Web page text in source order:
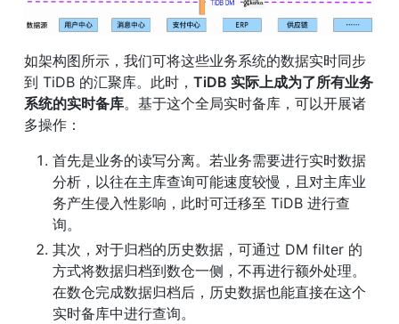
如架构图所示，我们可将这些业务系统的数据实时同步
到 TiDB 的汇聚库。此时， TiDB 实际上成为了所有业务
系统的实时备库。基于这个全局实时备库，可以开展诸
多操作：
首先是业务的读写分离。若业务需要进行实时数据
分析，以往在主库查询可能速度较慢，且对主库业
务产生侵入性影响，此时可迁移至 TiDB 进行查
询。
其次，对于归档的历史数据，可通过 DM filter 的
方式将数据归档到数仓一侧，不再进行额外处理。
在数仓完成数据归档后，历史数据也能直接在这个
实时备库中进行查询。